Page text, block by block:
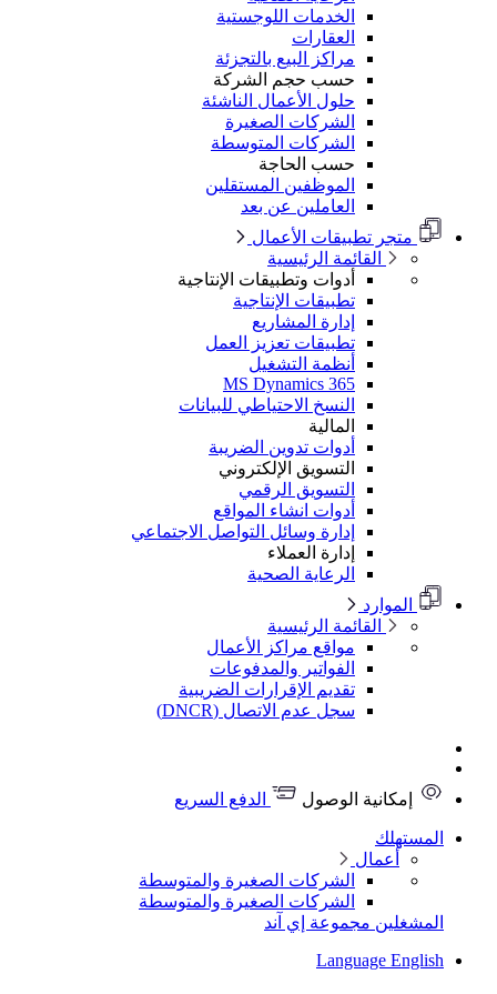
الخدمات اللوجستية
العقارات
مراكز البيع بالتجزئة
حسب حجم الشركة
حلول الأعمال الناشئة
الشركات الصغيرة
الشركات المتوسطة
حسب الحاجة
الموظفين المستقلين
العاملين عن بعد
متجر تطبيقات الأعمال
القائمة الرئيسية
أدوات وتطبيقات الإنتاجية
تطبيقات الإنتاجية
إدارة المشاريع
تطبيقات تعزيز العمل
أنظمة التشغيل
MS Dynamics 365
النسخ الاحتياطي للبيانات
المالية
أدوات تدوين الضريبة
التسويق الإلكتروني
التسويق الرقمي
أدوات انشاء المواقع
إدارة وسائل التواصل الاجتماعي
إدارة العملاء
الرعاية الصحية
الموارد
القائمة الرئيسية
مواقع مراكز الأعمال
الفواتير والمدفوعات
تقديم الإقرارات الضريبية
سجل عدم الاتصال (DNCR)
إمكانية الوصول الدفع السريع
المستهلك
أعمال
الشركات الصغيرة والمتوسطة
الشركات الصغيرة والمتوسطة
المشغلين مجموعة إي آند
Language English